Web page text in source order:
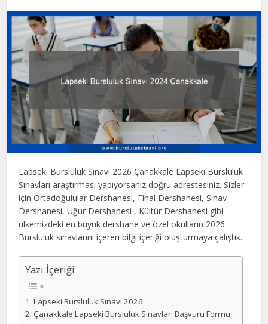
Lapseki Bursluluk Sınavı 2026 Çanakkale Lapseki Bursluluk
Sınavları araştırması yapıyorsanız doğru adrestesiniz. Sizler
için Ortadoğulular Dershanesi, Final Dershanesi, Sınav
Dershanesi, Uğur Dershanesi , Kültür Dershanesi gibi
ülkemizdeki en büyük dershane ve özel okulların 2026
Bursluluk sınavlarını içeren bilgi içeriği oluşturmaya çalıştık.
Yazı İçeriği
Lapseki Bursluluk Sınavı 2026
Çanakkale Lapseki Bursluluk Sınavları Başvuru Formu